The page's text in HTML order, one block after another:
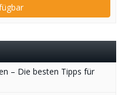
– Die besten Tipps für